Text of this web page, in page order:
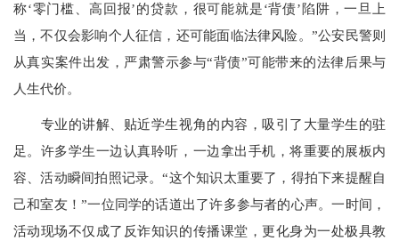
称‘零门槛、高回报’的贷款，很可能就是‘背债’陷阱，一旦上
当，不仅会影响个人征信，还可能面临法律风险。”公安民警则
从真实案件出发，严肃警示参与“背债”可能带来的法律后果与
人生代价。
专业的讲解、贴近学生视角的内容，吸引了大量学生的驻
足。许多学生一边认真聆听，一边拿出手机，将重要的展板内
容、活动瞬间拍照记录。“这个知识太重要了，得拍下来提醒自
己和室友！”一位同学的话道出了许多参与者的心声。一时间，
活动现场不仅成了反诈知识的传播课堂，更化身为一处极具教